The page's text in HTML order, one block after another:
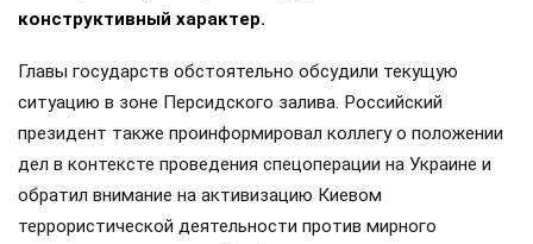
конструктивный характер.
Главы государств обстоятельно обсудили текущую
ситуацию в зоне Персидского залива. Российский
президент также проинформировал коллегу о положении
дел в контексте проведения спецоперации на Украине и
обратил внимание на активизацию Киевом
террористической деятельности против мирного